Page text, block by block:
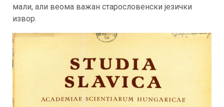
мали, али веома важан старословенски језички
извор.